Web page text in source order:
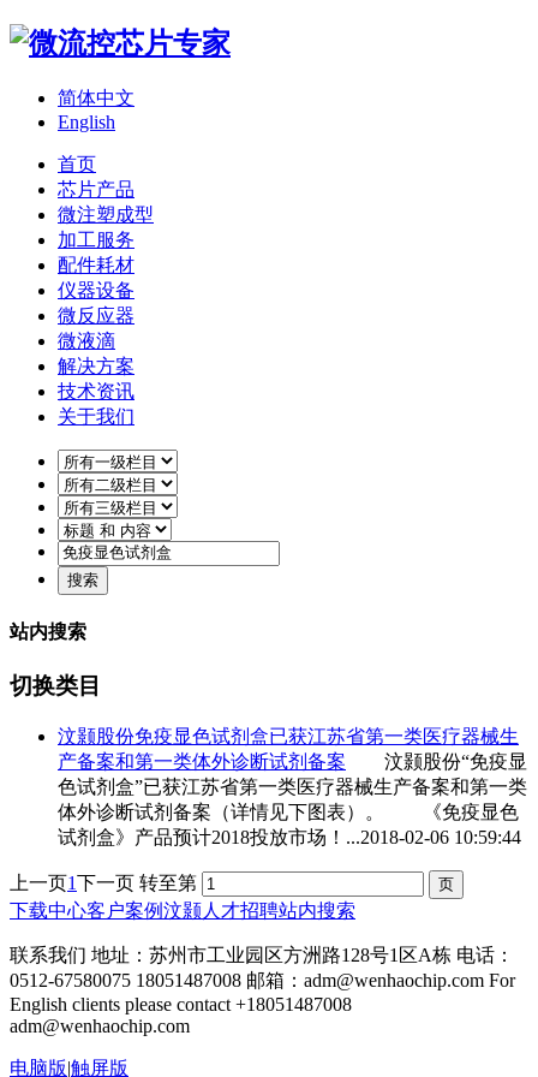
简体中文
English
首页
芯片产品
微注塑成型
加工服务
配件耗材
仪器设备
微反应器
微液滴
解决方案
技术资讯
关于我们
站内搜索
切换类目
汶颢股份免疫显色试剂盒已获江苏省第一类医疗器械生
产备案和第一类体外诊断试剂备案 汶颢股份“免疫显
色试剂盒”已获江苏省第一类医疗器械生产备案和第一类
体外诊断试剂备案（详情见下图表）。 《免疫显色
试剂盒》产品预计2018投放市场！...2018-02-06 10:59:44
上一页1下一页 转至第
下载中心客户案例汶颢人才招聘站内搜索
联系我们 地址：苏州市工业园区方洲路128号1区A栋 电话：
0512-67580075 18051487008 邮箱：adm@wenhaochip.com For
English clients please contact +18051487008
adm@wenhaochip.com
电脑版|触屏版